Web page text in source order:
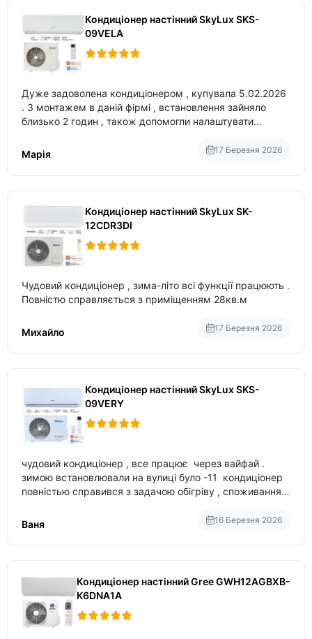
Кондиціонер настінний SkyLux SKS-
09VELA
Дуже задоволена кондиціонером , купувала 5.02.2026
. З монтажем в даній фірмі , встановлення зайняло
близько 2 годин , також допомогли налаштувати
Марія
17 Березня 2026
Кондиціонер настінний SkyLux SK-
12CDR3DI
Чудовий кондиціонер , зима-літо всі функції працюють .
Повністю справляється з приміщенням 28кв.м
Михайло 17 Березня 2026
Кондиціонер настінний SkyLux SKS-
09VERY
чудовий кондиціонер , все працює через вайфай .
зимою встановлювали на вулиці було -11 кондиціонер
повністью справився з задачою обігріву , споживання
температури
Ваня 16 Березня 2026
Кондиціонер настінний Gree GWH12AGBXB-
K6DNA1A